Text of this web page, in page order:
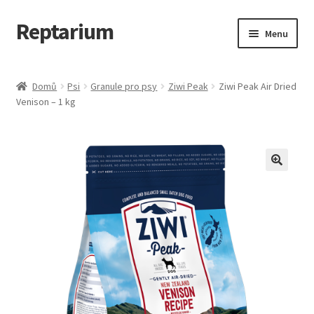
Přeskočit
na
Přejít
k
webu
Reptarium Menu
Košík
Malá zvířata — Klece, krmivo, vybavení
Vše pro kočky
Domů Psi Granule pro psy Ziwi Peak
Ziwi Peak Air Dried
Venison – 1 kg